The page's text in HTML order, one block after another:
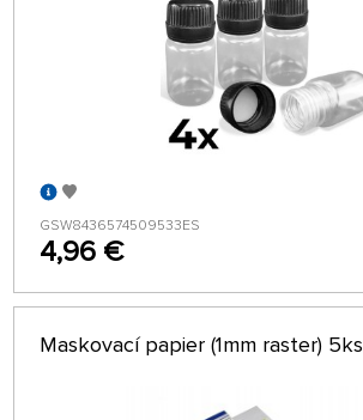
GSW8436574509533ES
4,96 €
Maskovací papier (1mm raster) 5ks